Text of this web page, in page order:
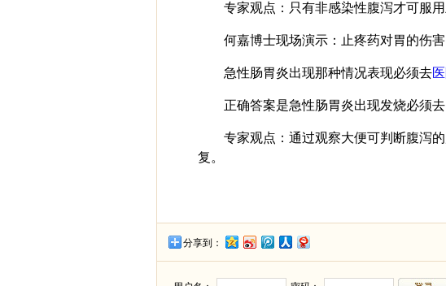
专家观点：只有非感染性腹泻才可服用
何嘉博士现场演示：止疼药对胃的伤害
急性肠胃炎出现那种情况表现必须去
正确答案是急性肠胃炎出现发烧必须去
专家观点：通过观察大便可判断腹泻
复。
分享到：